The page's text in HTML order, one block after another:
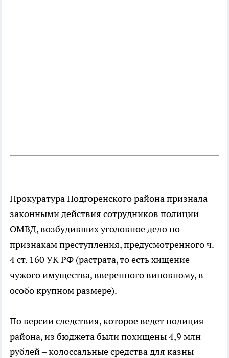
Прокуратура Подгоренского района признала
законными действия сотрудников полиции
ОМВД, возбудивших уголовное дело по
признакам преступления, предусмотренного ч.
4 ст. 160 УК РФ (растрата, то есть хищение
чужого имущества, вверенного виновному, в
особо крупном размере).
По версии следствия, которое ведет полиция
района, из бюджета были похищены 4,9 млн
рублей – колоссальные средства для казны